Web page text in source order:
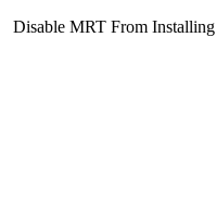
Disable MRT From Installing